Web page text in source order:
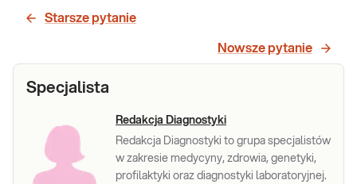
Starsze pytanie
Nowsze pytanie
Specjalista
Redakcja Diagnostyki
Redakcja Diagnostyki to grupa specjalistów
w zakresie medycyny, zdrowia, genetyki,
profilaktyki oraz diagnostyki laboratoryjnej.